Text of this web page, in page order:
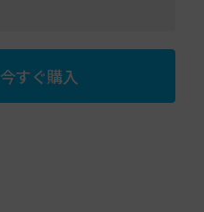
今すぐ購入